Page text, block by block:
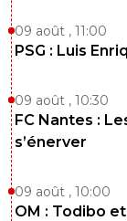
09 août , 11:00
PSG : Luis
09 août , 10:30
FC Nantes :
s’énerver
09 août , 10:00
OM : Todibo